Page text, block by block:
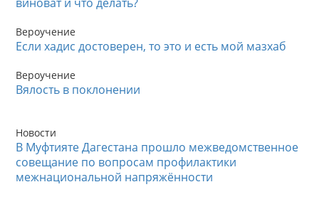
Вероучение
Если хадис достоверен, то это и есть мой мазхаб
Вероучение
Вялость в поклонении
Новости
В Муфтияте Дагестана прошло межведомственное
совещание по вопросам профилактики
межнациональной напряжённости